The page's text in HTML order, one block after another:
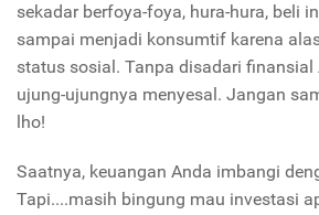
sekadar berfoya-foya, hura-hura, beli
sampai menjadi konsumtif karena
status sosial. Tanpa disadari finansial
ujung-ujungnya menyesal. Jangan
lho!
Saatnya, keuangan Anda imbangi
Tapi....masih bingung mau investasi